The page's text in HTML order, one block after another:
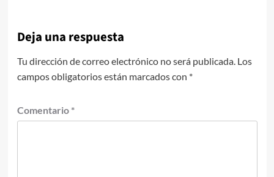
Deja una respuesta
Tu dirección de correo electrónico no será publicada. Los
campos obligatorios están marcados con *
Comentario *